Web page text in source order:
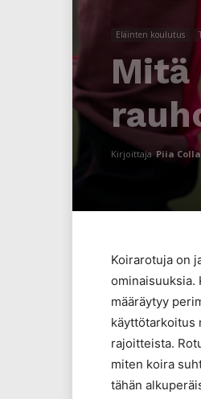
Eläinten koulutus
Mitä
Kirjoittaja Piia
Koirarotuja on
ominaisuuksia.
määräytyy
käyttötarkoitus
rajoitteista.
miten koira
tähän